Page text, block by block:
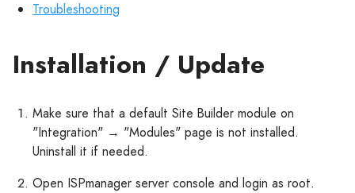
Troubleshooting
Installation / Update
Make sure that a default Site Builder module on
"Integration" → "Modules" page is not installed.
Uninstall it if needed.
Open ISPmanager server console and login as root.